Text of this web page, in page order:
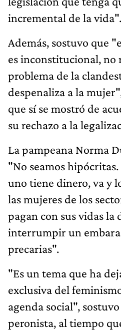
incremental de la vida".
Además, sostuvo que
es inconstitucional, no
problema de la
despenaliza a la
que sí se mostró de
su rechazo a la
La pampeana Norma
"No seamos
uno tiene dinero, va y
las mujeres de los
pagan con sus vidas la
interrumpir un
precarias".
"Es un tema que ha
exclusiva del
agenda social",
peronista, al tiempo